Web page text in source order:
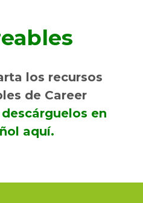
los recursos
de Career
descárguelos en
aquí.